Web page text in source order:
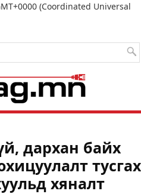
(Coordinated Universal
дархан байх
тусгах
хяналт